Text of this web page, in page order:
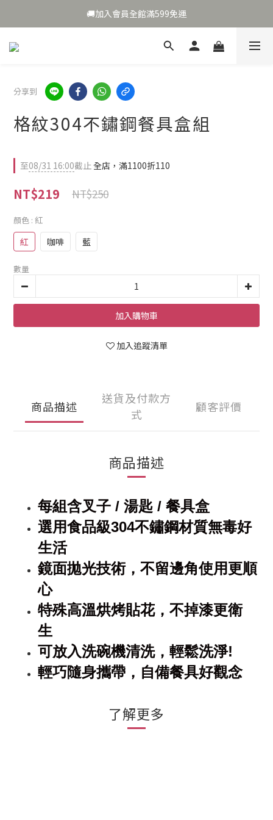
🎉夏日補水🎁加碼送好禮🌹
🚚加入會員全館滿599免運
🎉夏日補水🎁加碼送好禮🌹
分享到
格紋304不鏽鋼餐具盒組
至08/31 16:00截止全店，滿1100折110
NT$219 NT$250
顏色 : 紅
紅 咖啡 藍
數量
加入購物車
加入追蹤清單
商品描述
送貨及付款方
式
顧客評價
商品描述
每組含叉子 / 湯匙 / 餐具盒
選用食品級304不鏽鋼材質無毒好
生活
鏡面拋光技術，不留邊角使用更順
心
特殊高溫烘烤貼花，不掉漆更衛
生
可放入洗碗機清洗，輕鬆洗淨!
輕巧隨身攜帶，自備餐具好觀念
了解更多